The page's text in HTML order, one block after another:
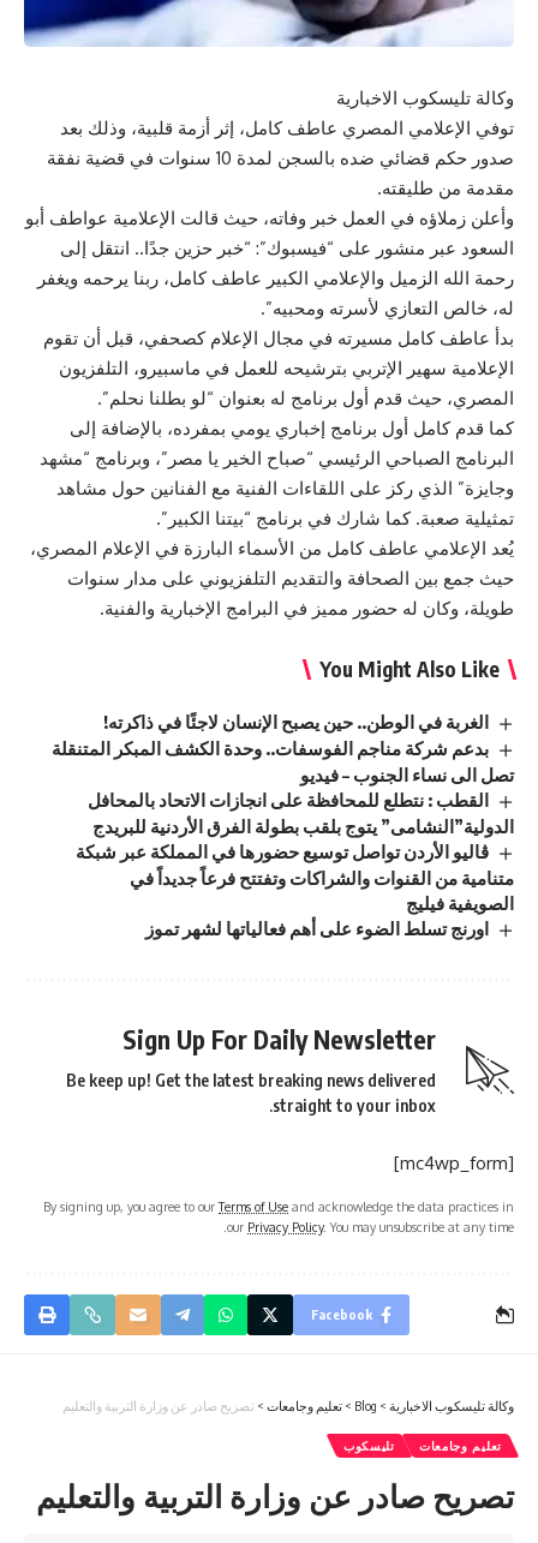
وكالة تليسكوب الاخبارية
توفي الإعلامي المصري عاطف كامل، إثر أزمة قلبية، وذلك بعد
صدور حكم قضائي ضده بالسجن لمدة 10 سنوات في قضية نفقة
مقدمة من طليقته.
وأعلن زملاؤه في العمل خبر وفاته، حيث قالت الإعلامية عواطف أبو
السعود عبر منشور على “فيسبوك”: “خبر حزين جدًا.. انتقل إلى
رحمة الله الزميل والإعلامي الكبير عاطف كامل، ربنا يرحمه ويغفر
له، خالص التعازي لأسرته ومحبيه”.
بدأ عاطف كامل مسيرته في مجال الإعلام كصحفي، قبل أن تقوم
الإعلامية سهير الإتربي بترشيحه للعمل في ماسبيرو، التلفزيون
المصري، حيث قدم أول برنامج له بعنوان “لو بطلنا نحلم”.
كما قدم كامل أول برنامج إخباري يومي بمفرده، بالإضافة إلى
البرنامج الصباحي الرئيسي “صباح الخير يا مصر”، وبرنامج “مشهد
وجايزة” الذي ركز على اللقاءات الفنية مع الفنانين حول مشاهد
تمثيلية صعبة. كما شارك في برنامج “بيتنا الكبير”.
يُعد الإعلامي عاطف كامل من الأسماء البارزة في الإعلام المصري،
حيث جمع بين الصحافة والتقديم التلفزيوني على مدار سنوات
طويلة، وكان له حضور مميز في البرامج الإخبارية والفنية.
You Might Also Like
الغربة في الوطن.. حين يصبح الإنسان لاجئًا في ذاكرته!
بدعم شركة مناجم الفوسفات.. وحدة الكشف المبكر المتنقلة
تصل الى نساء الجنوب – فيديو
القطب : نتطلع للمحافظة على انجازات الاتحاد بالمحافل
الدولية”النشامى” يتوج بلقب بطولة الفرق الأردنية للبريدج
ڤاليو الأردن تواصل توسيع حضورها في المملكة عبر شبكة
متنامية من القنوات والشراكات وتفتتح فرعاً جديداً في
الصويفية فيليج
اورنج تسلط الضوء على أهم فعالياتها لشهر تموز
Sign Up For Daily Newsletter
Be keep up! Get the latest breaking news delivered
straight to your inbox.
[mc4wp_form]
By signing up, you agree to ourTerms of Use and acknowledge the data practices in
our Privacy Policy. You may unsubscribe at any time.
Facebook
وكالة تليسكوب الاخبارية >
Blog
> تعليم وجامعات > تصريح صادر عن وزارة التربية والتعليم
تعليم وجامعات تليسكوب
تصريح صادر عن وزارة التربية والتعليم